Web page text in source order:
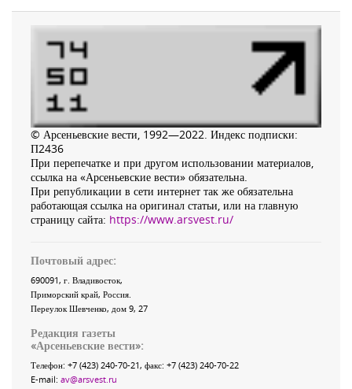
© Арсеньевские вести, 1992—2022. Индекс подписки:
П2436
При перепечатке и при другом использовании материалов,
ссылка на «Арсеньевские вести» обязательна.
При републикации в сети интернет так же обязательна
работающая ссылка на оригинал статьи, или на главную
страницу сайта: https://www.arsvest.ru/
Почтовый адрес:
690091, г. Владивосток,
Приморский край, Россия
Переулок Шевченко, дом 9, 27
Редакция газеты
«Арсеньевские вести»:
Телефон: +7 (423) 240-70-21, факс: +7 (423) 240-70-22
E-mail: av@arsvest.ru